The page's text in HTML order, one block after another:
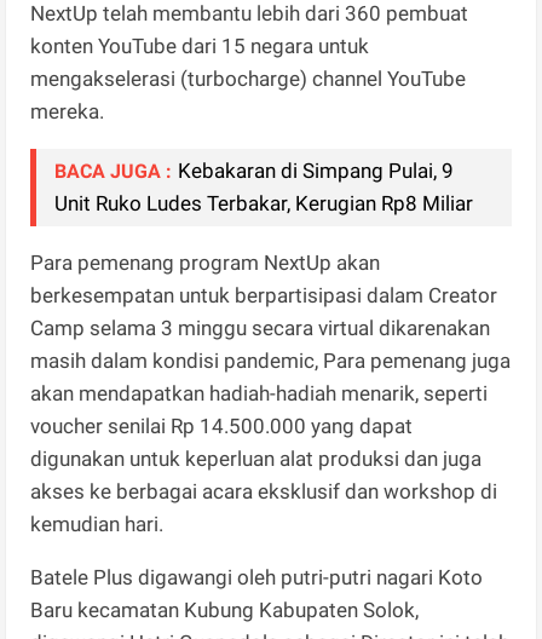
NextUp telah membantu lebih dari 360 pembuat
konten YouTube dari 15 negara untuk
mengakselerasi (turbocharge) channel YouTube
mereka.
BACA JUGA : Kebakaran di Simpang Pulai, 9
Unit Ruko Ludes Terbakar, Kerugian Rp8 Miliar
Para pemenang program NextUp akan
berkesempatan untuk berpartisipasi dalam Creator
Camp selama 3 minggu secara virtual dikarenakan
masih dalam kondisi pandemic, Para pemenang juga
akan mendapatkan hadiah-hadiah menarik, seperti
voucher senilai Rp 14.500.000 yang dapat
digunakan untuk keperluan alat produksi dan juga
akses ke berbagai acara eksklusif dan workshop di
kemudian hari.
Batele Plus digawangi oleh putri-putri nagari Koto
Baru kecamatan Kubung Kabupaten Solok,